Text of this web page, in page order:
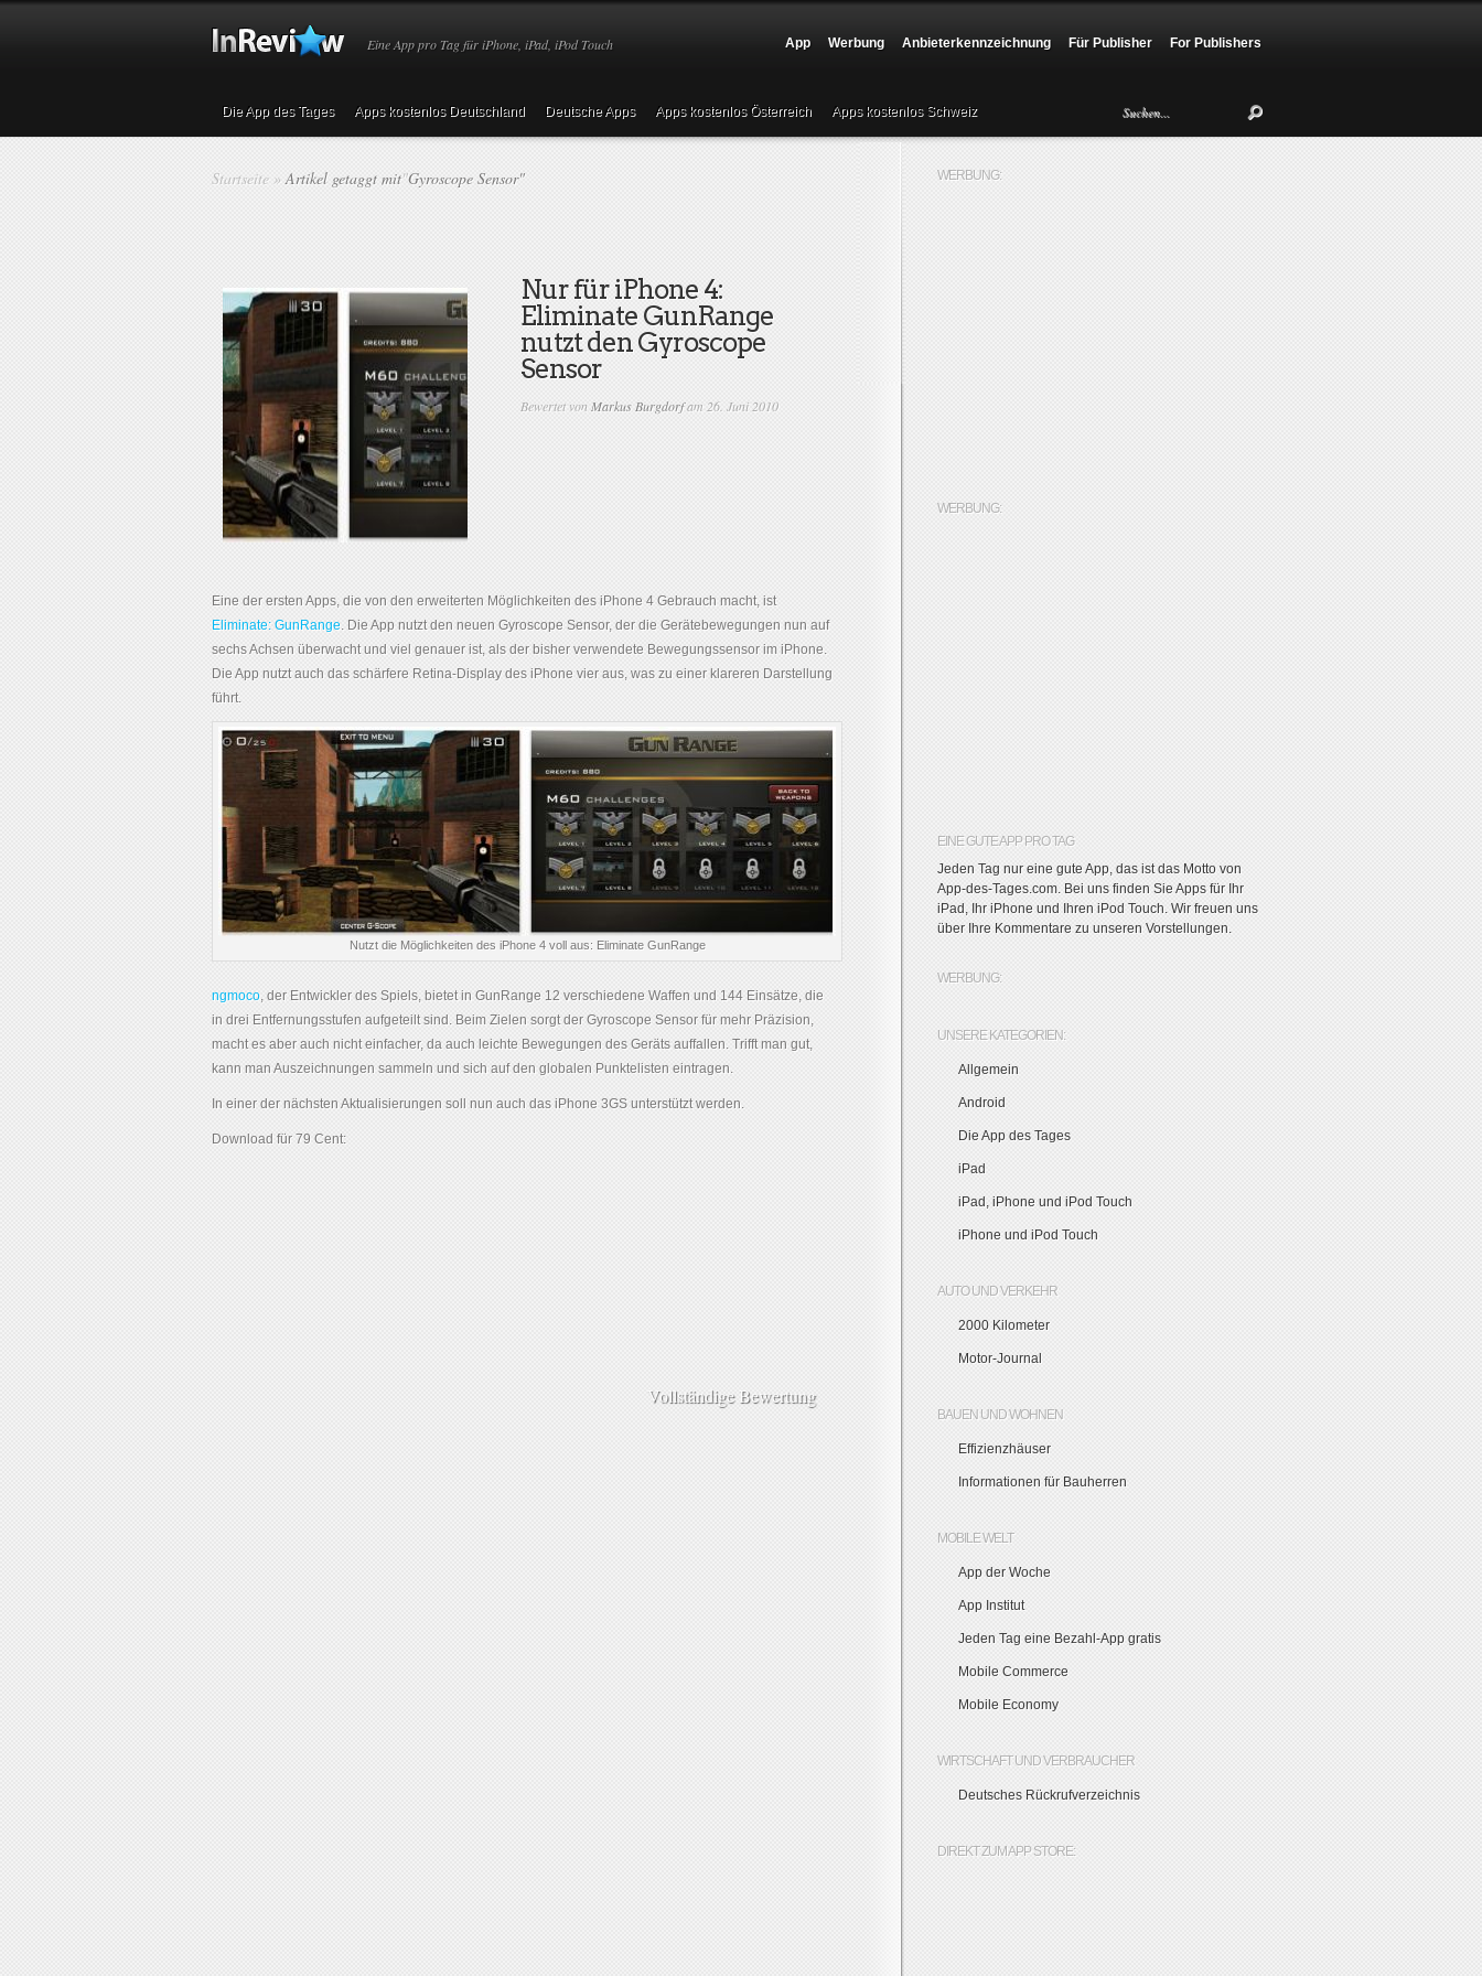
Eine App pro Tag für iPhone, iPad, iPod Touch App Werbung Anbieterkennzeichnung Für Publisher For Publishers
Die App des Tages Apps kostenlos Deutschland Deutsche Apps Apps kostenlos Österreich Apps kostenlos Schweiz
Startseite »Artikel getaggt mit"Gyroscope Sensor"
Nur für iPhone 4:
Eliminate GunRange
nutzt den Gyroscope
Sensor
Bewertet von Markus Burgdorfam 26. Juni 2010
Eine der ersten Apps, die von den erweiterten Möglichkeiten des iPhone 4 Gebrauch macht, ist
Eliminate: GunRange. Die App nutzt den neuen Gyroscope Sensor, der die Gerätebewegungen nun auf
sechs Achsen überwacht und viel genauer ist, als der bisher verwendete Bewegungssensor im iPhone.
Die App nutzt auch das schärfere Retina-Display des iPhone vier aus, was zu einer klareren Darstellung
führt.
Nutzt die Möglichkeiten des iPhone 4 voll aus: Eliminate GunRange
ngmoco, der Entwickler des Spiels, bietet in GunRange 12 verschiedene Waffen und 144 Einsätze, die
in drei Entfernungsstufen aufgeteilt sind. Beim Zielen sorgt der Gyroscope Sensor für mehr Präzision,
macht es aber auch nicht einfacher, da auch leichte Bewegungen des Geräts auffallen. Trifft man gut,
kann man Auszeichnungen sammeln und sich auf den globalen Punktelisten eintragen.
In einer der nächsten Aktualisierungen soll nun auch das iPhone 3GS unterstützt werden.
Download für 79 Cent:
Vollständige Bewertung
WERBUNG:
WERBUNG:
EINE GUTE APP PRO TAG
Jeden Tag nur eine gute App, das ist das Motto von
App-des-Tages.com. Bei uns finden Sie Apps für Ihr
iPad, Ihr iPhone und Ihren iPod Touch. Wir freuen uns
über Ihre Kommentare zu unseren Vorstellungen.
WERBUNG:
UNSERE KATEGORIEN:
Allgemein
Android
Die App des Tages
iPad
iPad, iPhone und iPod Touch
iPhone und iPod Touch
AUTO UND VERKEHR
2000 Kilometer
Motor-Journal
BAUEN UND WOHNEN
Effizienzhäuser
Informationen für Bauherren
MOBILE WELT
App der Woche
App Institut
Jeden Tag eine Bezahl-App gratis
Mobile Commerce
Mobile Economy
WIRTSCHAFT UND VERBRAUCHER
Deutsches Rückrufverzeichnis
DIREKT ZUM APP STORE: